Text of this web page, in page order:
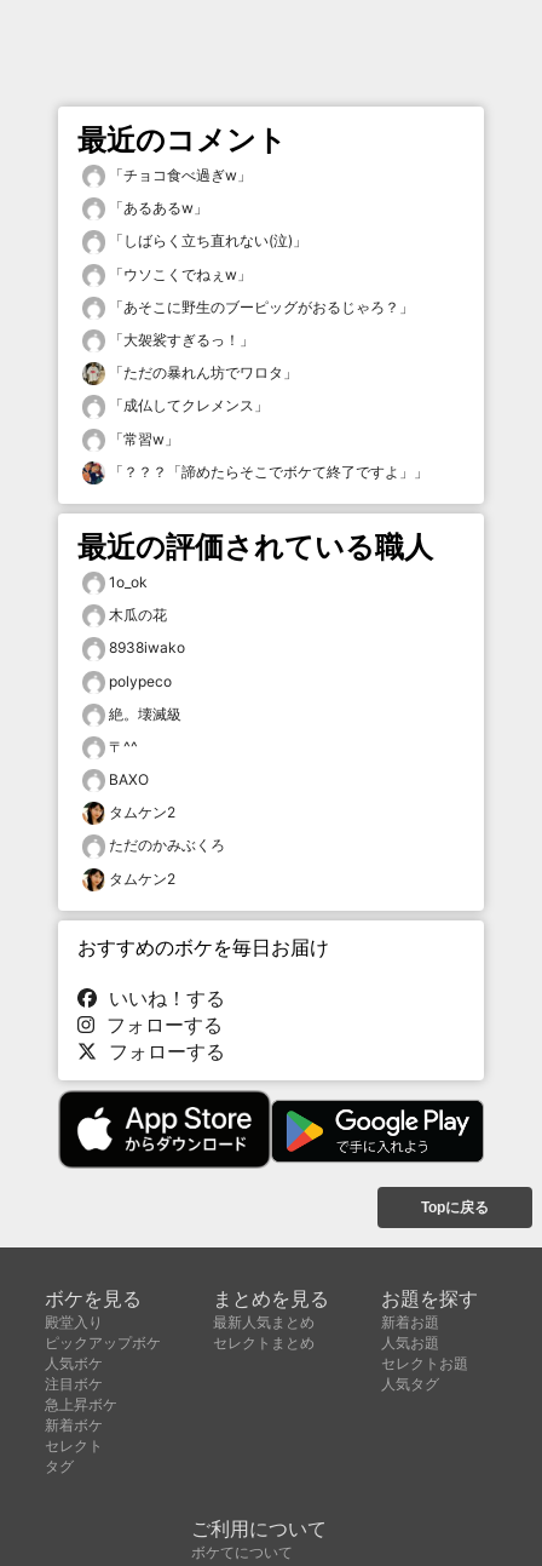
最近のコメント
「チョコ食べ過ぎw 」
「あるあるw 」
「 しばらく立ち直れない(泣) 」
「ウソこくでねぇw 」
「あそこに野生のブーピッグがおるじゃろ？ 」
「大袈裟すぎるっ！ 」
「ただの暴れん坊でワロタ 」
「成仏してクレメンス 」
「常習w 」
「 ？？？「諦めたらそこでボケて終了ですよ」 」
最近の評価されている職人
1o_ok
木瓜の花
8938iwako
polypeco
絶。壊滅級
〒^^
BAXO
タムケン2
ただのかみぶくろ
タムケン2
おすすめのボケを毎日お届け
いいね！する
フォローする
フォローする
Topに戻る
ボケを見る
殿堂入り
ピックアップボケ
人気ボケ
注目ボケ
急上昇ボケ
新着ボケ
セレクト
タグ
まとめを見る
最新人気まとめ
セレクトまとめ
お題を探す
新着お題
人気お題
セレクトお題
人気タグ
ご利用について
ボケてについて